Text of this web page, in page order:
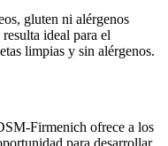
gluten ni alérgenos
ideal para el
limpias y sin alérgenos.
Firmenich ofrece a los
para desarrollar